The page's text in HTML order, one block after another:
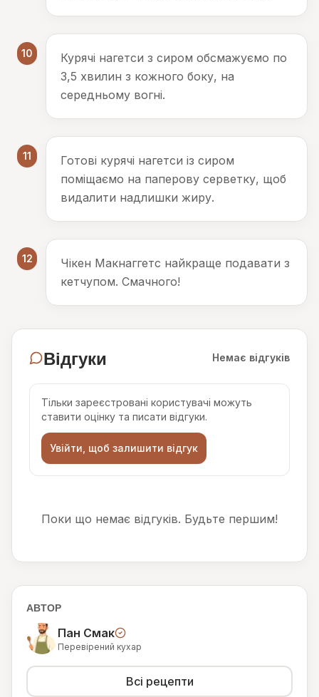
10
Курячі нагетси з сиром обсмажуємо по
3,5 хвилин з кожного боку, на
середньому вогні.
11
Готові курячі нагетси із сиром
поміщаємо на паперову серветку, щоб
видалити надлишки жиру.
12
Чікен Макнаггетс найкраще подавати з
кетчупом. Смачного!
Відгуки Немає відгуків
Тільки зареєстровані користувачі можуть
ставити оцінку та писати відгуки.
Увійти, щоб залишити відгук
Поки що немає відгуків. Будьте першим!
АВТОР
Пан Смак
Перевірений кухар
Всі рецепти